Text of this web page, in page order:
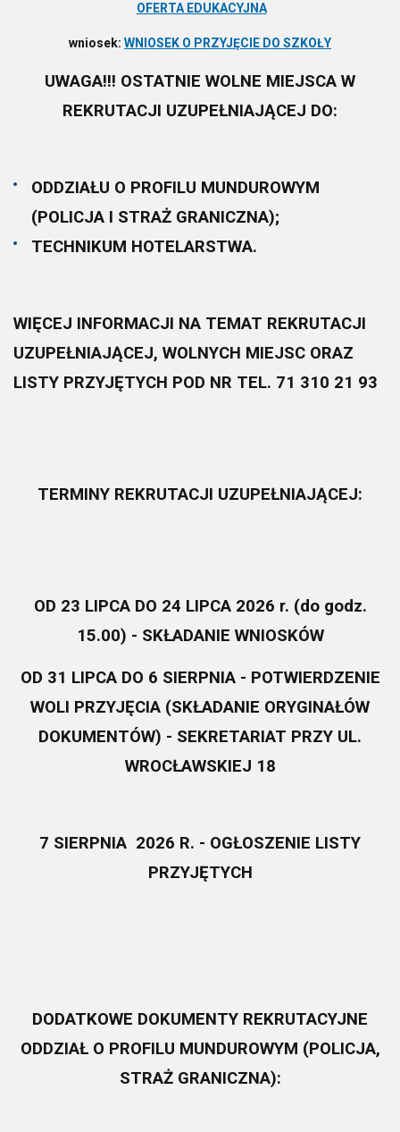
OFERTA EDUKACYJNA
wniosek: WNIOSEK O PRZYJĘCIE DO SZKOŁY
UWAGA!!! OSTATNIE WOLNE MIEJSCA W
REKRUTACJI UZUPEŁNIAJĄCEJ DO:
ODDZIAŁU O PROFILU MUNDUROWYM
(POLICJA I STRAŻ GRANICZNA);
TECHNIKUM HOTELARSTWA.
WIĘCEJ INFORMACJI NA TEMAT REKRUTACJI
UZUPEŁNIAJĄCEJ, WOLNYCH MIEJSC ORAZ
LISTY PRZYJĘTYCH POD NR TEL. 71 310 21 93
TERMINY REKRUTACJI UZUPEŁNIAJĄCEJ:
OD 23 LIPCA DO 24 LIPCA 2026 r. (do godz.
15.00) - SKŁADANIE WNIOSKÓW
OD 31 LIPCA DO 6 SIERPNIA - POTWIERDZENIE
WOLI PRZYJĘCIA (SKŁADANIE ORYGINAŁÓW
DOKUMENTÓW) - SEKRETARIAT PRZY UL.
WROCŁAWSKIEJ 18
7 SIERPNIA 2026 R. - OGŁOSZENIE LISTY
PRZYJĘTYCH
DODATKOWE DOKUMENTY REKRUTACYJNE
ODDZIAŁ O PROFILU MUNDUROWYM (POLICJA,
STRAŻ GRANICZNA):